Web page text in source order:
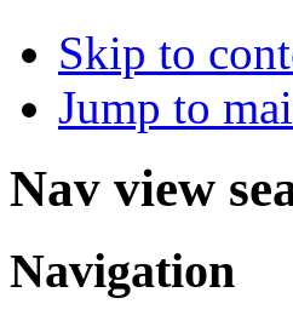
Skip to
Jump to
Nav view
Navigation